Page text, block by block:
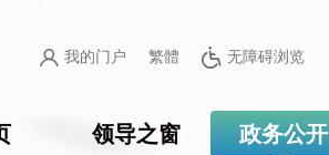
我的门户 繁體 无障碍浏览
领导之窗 政务公开